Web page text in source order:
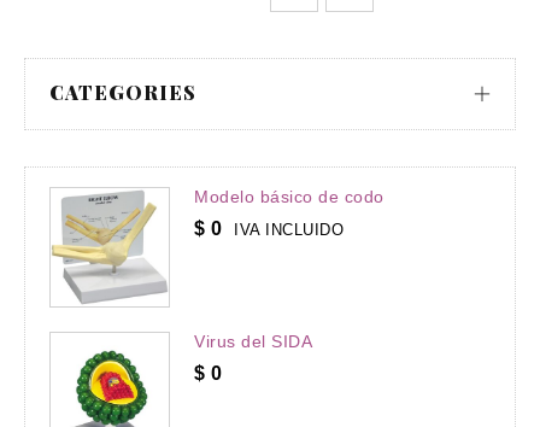
CATEGORIES
Modelo básico de codo
$ 0 IVA INCLUIDO
Virus del SIDA
$ 0